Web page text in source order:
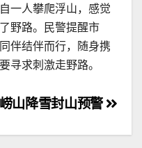
一人攀爬浮山，感觉
野路。民警提醒市
伴结伴而行，随身携
寻求刺激走野路。
崂山降雪封山预警